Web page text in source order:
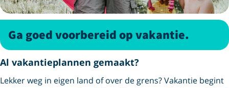
Ga goed voorbereid op vakantie.
Al vakantieplannen gemaakt?
Lekker weg in eigen land of over de grens? Vakantie begint